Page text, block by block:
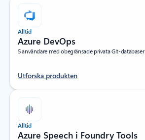
Alltid
Azure DevOps
5 användare med obegränsade privata Git-databaser
Utforska produkten
Alltid
Azure Speech i Foundry Tools